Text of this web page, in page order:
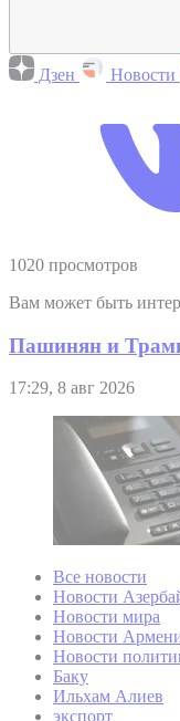
Дзен Новости
1020 просмотров
Вам может быть
Пашинян и
17:29, 8 авг 2026
Все новости
Новости
Новости мира
Новости
Новости
Баку
Ильхам Алиев
экспорт